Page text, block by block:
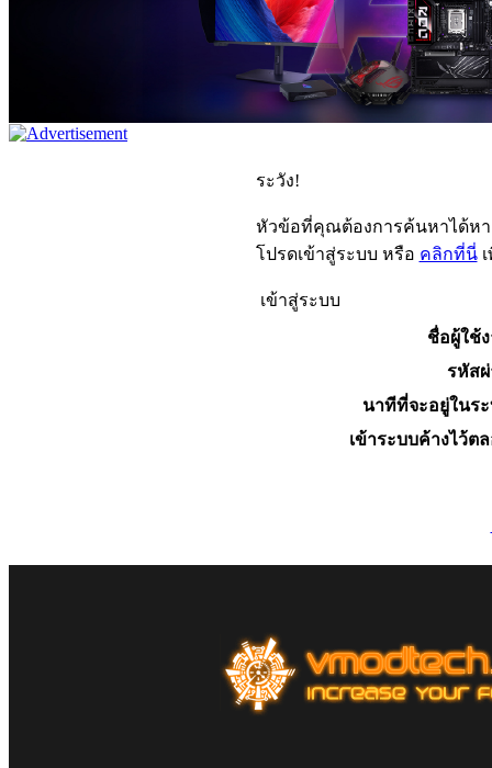
ระวัง!
หัวข้อที่คุณต้องการค้นหาได้ห
โปรดเข้าสู่ระบบ หรือ คลิกที่นี่เ
เข้าสู่ระบบ
ชื่อผู้ใช้
รหัส
นาทีที่จะอยู่ในร
เข้าระบบค้างไว้ต